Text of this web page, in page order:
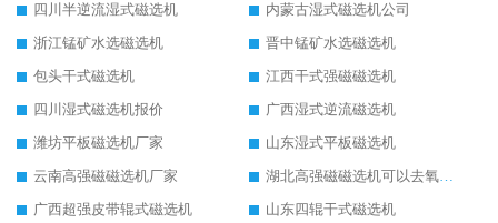
四川半逆流湿式磁选机
内蒙古湿式磁选机公司
浙江锰矿水选磁选机
晋中锰矿水选磁选机
包头干式磁选机
江西干式强磁磁选机
四川湿式磁选机报价
广西湿式逆流磁选机
潍坊平板磁选机厂家
山东湿式平板磁选机
云南高强磁磁选机厂家
湖北高强磁磁选机可以去氧化铝
广西超强皮带辊式磁选机
山东四辊干式磁选机